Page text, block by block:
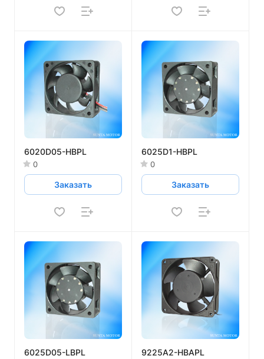
6020D05-HBPL
0
Заказать
6025D1-HBPL
0
Заказать
6025D05-LBPL 9225A2-HBAPL